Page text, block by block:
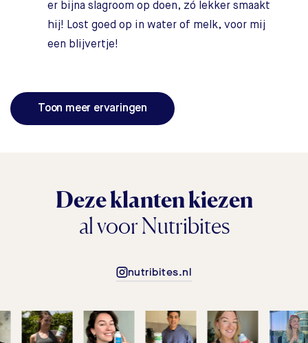
er bijna slagroom op doen, zó lekker smaakt
hij! Lost goed op in water of melk, voor mij
een blijvertje!
Toon meer ervaringen
Deze klanten kiezen
al voor Nutribites
nutribites.nl